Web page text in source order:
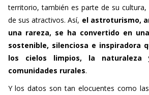
territorio, también es parte de su
de sus atractivos. Así, el astroturismo,
una rareza, se ha convertido en
sostenible, silenciosa e inspiradora
los cielos limpios, la naturaleza
comunidades rurales.
Y los datos son tan elocuentes como